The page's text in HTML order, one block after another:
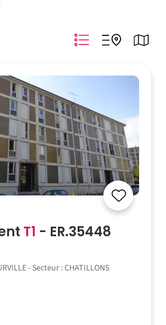
T1 - ER.35448
- Secteur : CHATILLONS